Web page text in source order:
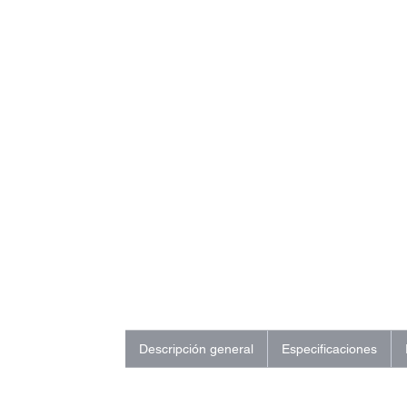
Descripción general Especificaciones